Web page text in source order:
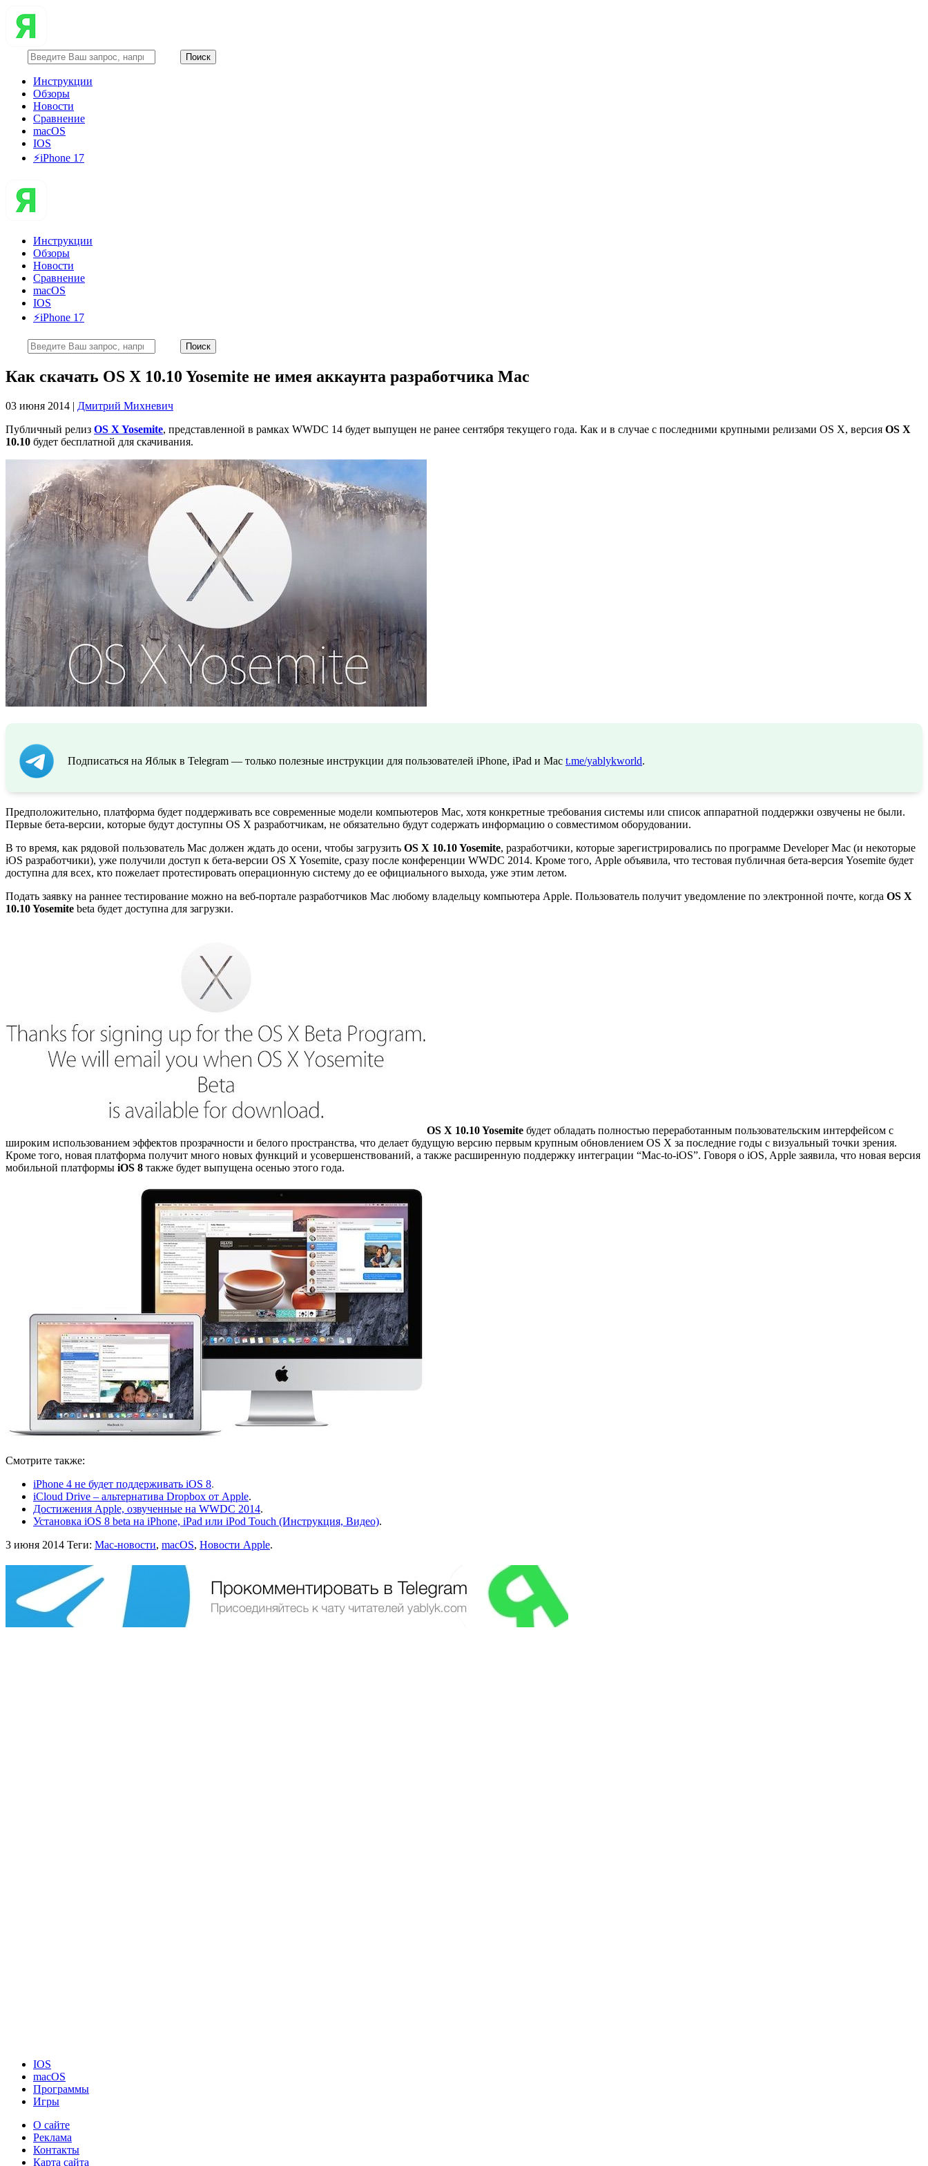
Инструкции
Обзоры
Новости
Сравнение
macOS
IOS
⚡️iPhone 17
Инструкции
Обзоры
Новости
Сравнение
macOS
IOS
⚡️iPhone 17
Как скачать OS X 10.10 Yosemite не имея аккаунта разработчика Mac
03 июня 2014 | Дмитрий Михневич
Публичный релиз OS X Yosemite, представленной в рамках WWDC 14 будет выпущен не ранее сентября текущего года. Как и в случае с последними крупными релизами OS X, версия OS X
10.10 будет бесплатной для скачивания.
Подписаться на Яблык в Telegram — только полезные инструкции для пользователей iPhone, iPad и Mac t.me/yablykworld.
Предположительно, платформа будет поддерживать все современные модели компьютеров Mac, хотя конкретные требования системы или список аппаратной поддержки озвучены не были.
Первые бета-версии, которые будут доступны OS X разработчикам, не обязательно будут содержать информацию о совместимом оборудовании.
В то время, как рядовой пользователь Mac должен ждать до осени, чтобы загрузить OS X 10.10 Yosemite, разработчики, которые зарегистрировались по программе Developer Mac (и некоторые
iOS разработчики), уже получили доступ к бета-версии OS X Yosemite, сразу после конференции WWDC 2014. Кроме того, Apple объявила, что тестовая публичная бета-версия Yosemite будет
доступна для всех, кто пожелает протестировать операционную систему до ее официального выхода, уже этим летом.
Подать заявку на раннее тестирование можно на веб-портале разработчиков Mac любому владельцу компьютера Apple. Пользователь получит уведомление по электронной почте, когда OS X
10.10 Yosemite beta будет доступна для загрузки.
OS X 10.10 Yosemite будет обладать полностью переработанным пользовательским интерфейсом с
широким использованием эффектов прозрачности и белого пространства, что делает будущую версию первым крупным обновлением OS X за последние годы с визуальный точки зрения.
Кроме того, новая платформа получит много новых функций и усовершенствований, а также расширенную поддержку интеграции “Mac-to-iOS”. Говоря о iOS, Apple заявила, что новая версия
мобильной платформы iOS 8 также будет выпущена осенью этого года.
Смотрите также:
iPhone 4 не будет поддерживать iOS 8.
iCloud Drive – альтернатива Dropbox от Apple.
Достижения Apple, озвученные на WWDC 2014.
Установка iOS 8 beta на iPhone, iPad или iPod Touch (Инструкция, Видео).
3 июня 2014 Теги: Mac-новости, macOS, Новости Apple.
IOS
macOS
Программы
Игры
О сайте
Реклама
Контакты
Карта сайта